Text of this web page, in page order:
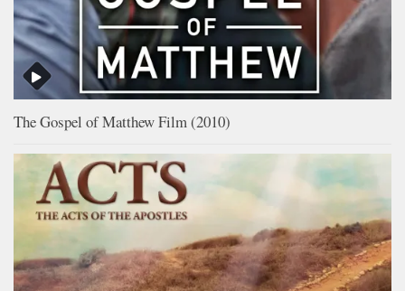
The Gospel of Matthew Film (2010)